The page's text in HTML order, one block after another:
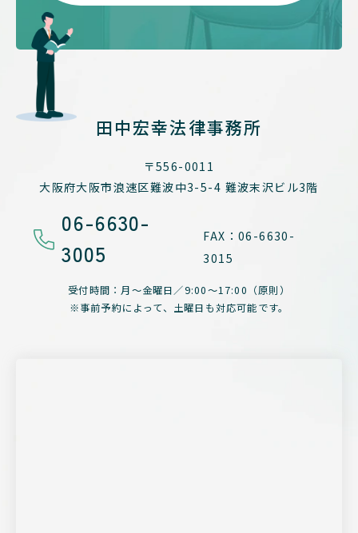
田中宏幸法律事務所
〒556-0011
大阪府大阪市浪速区難波中3-5-4 難波末沢ビル3階
06-6630-
3005
FAX：06-6630-
3015
受付時間：月～金曜日／9:00～17:00（原則）
※事前予約によって、 土曜日も対応可能です。